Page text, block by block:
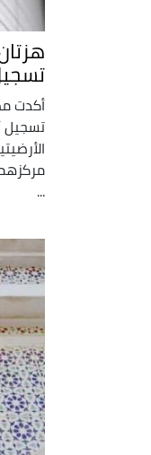
أكدت
تسجيل
...